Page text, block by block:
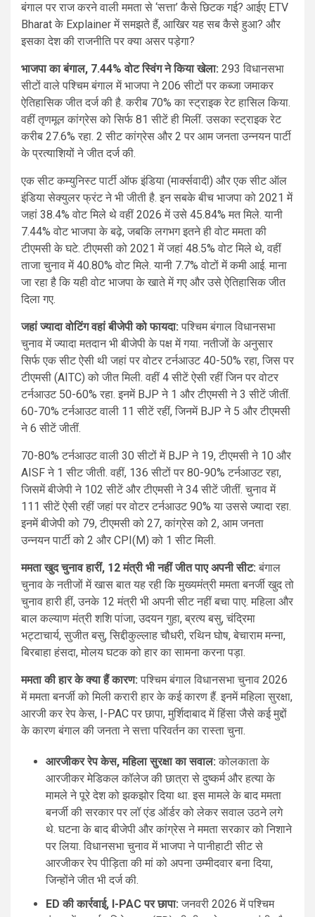
बंगाल पर राज करने वाली ममता से ‘सत्ता’ कैसे छिटक गई? आईए ETV
Bharat के Explainer में समझते हैं, आखिर यह सब कैसे हुआ? और
इसका देश की राजनीति पर क्या असर पड़ेगा?
भाजपा का बंगाल, 7.44% वोट स्विंग ने किया खेला: 293 विधानसभा
सीटों वाले पश्चिम बंगाल में भाजपा ने 206 सीटों पर कब्जा जमाकर
ऐतिहासिक जीत दर्ज की है. करीब 70% का स्ट्राइक रेट हासिल किया.
वहीं तृणमूल कांग्रेस को सिर्फ 81 सीटें ही मिलीं. उसका स्ट्राइक रेट
करीब 27.6% रहा. 2 सीट कांग्रेस और 2 पर आम जनता उन्नयन पार्टी
के प्रत्याशियों ने जीत दर्ज की.
एक सीट कम्युनिस्ट पार्टी ऑफ इंडिया (मार्क्सवादी) और एक सीट ऑल
इंडिया सेक्युलर फ्रंट ने भी जीती है. इन सबके बीच भाजपा को 2021 में
जहां 38.4% वोट मिले थे वहीं 2026 में उसे 45.84% मत मिले. यानी
7.44% वोट भाजपा के बढ़े, जबकि लगभग इतने ही वोट ममता की
टीएमसी के घटे. टीएमसी को 2021 में जहां 48.5% वोट मिले थे, वहीं
ताजा चुनाव में 40.80% वोट मिले. यानी 7.7% वोटों में कमी आई. माना
जा रहा है कि यही वोट भाजपा के खाते में गए और उसे ऐतिहासिक जीत
दिला गए.
जहां ज्यादा वोटिंग वहां बीजेपी को फायदा: पश्चिम बंगाल विधानसभा
चुनाव में ज्यादा मतदान भी बीजेपी के पक्ष में गया. नतीजों के अनुसार
सिर्फ एक सीट ऐसी थी जहां पर वोटर टर्नआउट 40-50% रहा, जिस पर
टीएमसी (AITC) को जीत मिली. वहीं 4 सीटें ऐसी रहीं जिन पर वोटर
टर्नआउट 50-60% रहा. इनमें BJP ने 1 और टीएमसी ने 3 सीटें जीतीं.
60-70% टर्नआउट वाली 11 सीटें रहीं, जिनमें BJP ने 5 और टीएमसी
ने 6 सीटें जीतीं.
70-80% टर्नआउट वाली 30 सीटों में BJP ने 19, टीएमसी ने 10 और
AISF ने 1 सीट जीती. वहीं, 136 सीटों पर 80-90% टर्नआउट रहा,
जिसमें बीजेपी ने 102 सीटें और टीएमसी ने 34 सीटें जीतीं. चुनाव में
111 सीटें ऐसी रहीं जहां पर वोटर टर्नआउट 90% या उससे ज्यादा रहा.
इनमें बीजेपी को 79, टीएमसी को 27, कांग्रेस को 2, आम जनता
उन्नयन पार्टी को 2 और CPI(M) को 1 सीट मिली.
ममता खुद चुनाव हारीं, 12 मंत्री भी नहीं जीत पाए अपनी सीट: बंगाल
चुनाव के नतीजों में खास बात यह रही कि मुख्यमंत्री ममता बनर्जी खुद तो
चुनाव हारी हीं, उनके 12 मंत्री भी अपनी सीट नहीं बचा पाए. महिला और
बाल कल्याण मंत्री शशि पांजा, उदयन गुहा, ब्रत्य बसु, चंद्रिमा
भट्टाचार्य, सुजीत बसु, सिद्दीकुल्लाह चौधरी, रथिन घोष, बेचाराम मन्ना,
बिरबाहा हंसदा, मोलय घटक को हार का सामना करना पड़ा.
ममता की हार के क्या हैं कारण: पश्चिम बंगाल विधानसभा चुनाव 2026
में ममता बनर्जी को मिली करारी हार के कई कारण हैं. इनमें महिला सुरक्षा,
आरजी कर रेप केस, I-PAC पर छापा, मुर्शिदाबाद में हिंसा जैसे कई मुद्दों
के कारण बंगाल की जनता ने सत्ता परिवर्तन का रास्ता चुना.
आरजीकर रेप केस, महिला सुरक्षा का सवाल: कोलकाता के
आरजीकर मेडिकल कॉलेज की छात्रा से दुष्कर्म और हत्या के
मामले ने पूरे देश को झकझोर दिया था. इस मामले के बाद ममता
बनर्जी की सरकार पर लॉ एंड ऑर्डर को लेकर सवाल उठने लगे
थे. घटना के बाद बीजेपी और कांग्रेस ने ममता सरकार को निशाने
पर लिया. विधानसभा चुनाव में भाजपा ने पानीहाटी सीट से
आरजीकर रेप पीड़िता की मां को अपना उम्मीदवार बना दिया,
जिन्होंने जीत भी दर्ज की.
ED की कार्रवाई, I-PAC पर छापा: जनवरी 2026 में पश्चिम